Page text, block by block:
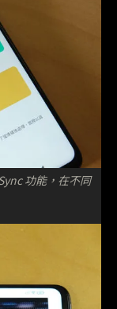
功能，在不同